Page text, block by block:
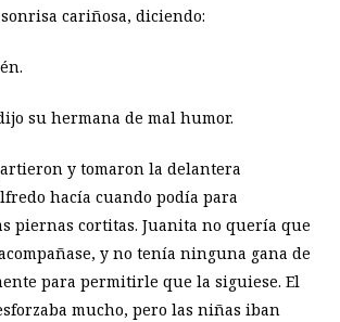
cariñosa, diciendo:
su hermana de mal humor.
y tomaron la delantera
hacía cuando podía para
piernas cortitas. Juanita no quería que
y no tenía ninguna gana de
para permitirle que la siguiese. El
mucho, pero las niñas iban